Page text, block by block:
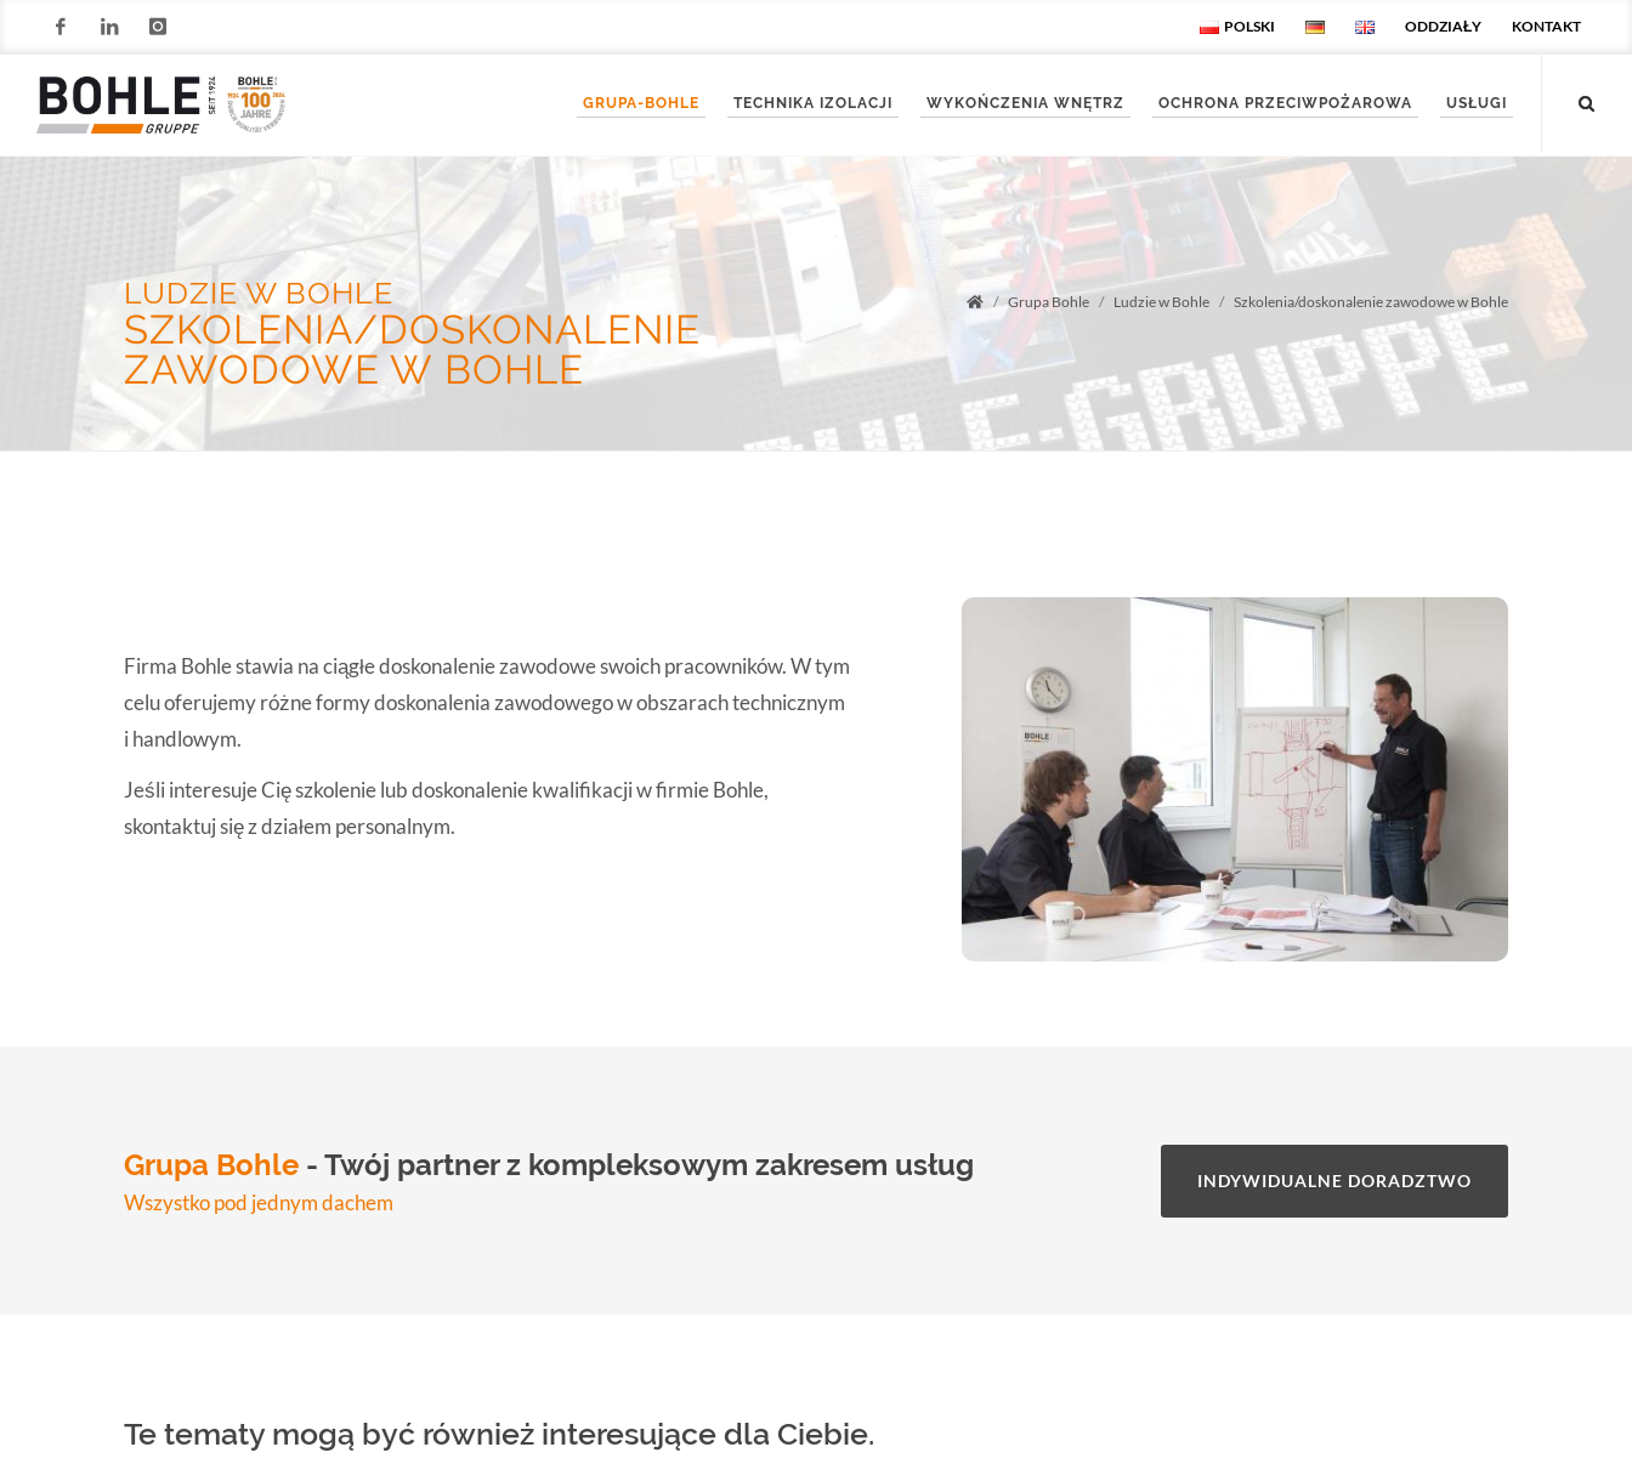
FacebookLinkedInInstagram
POLSKI ODDZIAŁY KONTAKT
GRUPA-BOHLE TECHNIKA IZOLACJI WYKOŃCZENIA WNĘTRZ OCHRONA PRZECIWPOŻAROWA USŁUGI
LUDZIE W BOHLE
SZKOLENIA/DOSKONALENIE
ZAWODOWE W BOHLE
Startseite
Grupa Bohle Ludzie w Bohle Szkolenia/doskonalenie zawodowe w Bohle
Firma Bohle stawia na ciągłe doskonalenie zawodowe swoich pracowników. W tym
celu oferujemy różne formy doskonalenia zawodowego w obszarach technicznym
i handlowym.
Jeśli interesuje Cię szkolenie lub doskonalenie kwalifikacji w firmie Bohle,
skontaktuj się z działem personalnym.
Grupa Bohle - Twój partner z kompleksowym zakresem usług
Wszystko pod jednym dachem
INDYWIDUALNE DORADZTWO
Te tematy mogą być również interesujące dla Ciebie.